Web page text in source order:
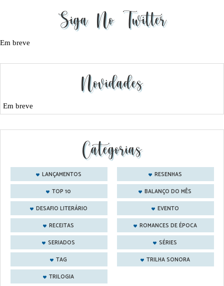
Siga No Twitter
Em breve
Novidades
Em breve
Categorias
LANÇAMENTOS
RESENHAS
TOP 10
BALANÇO DO MÊS
DESAFIO LITERÁRIO
EVENTO
RECEITAS
ROMANCES DE ÉPOCA
SERIADOS
SÉRIES
TAG
TRILHA SONORA
TRILOGIA